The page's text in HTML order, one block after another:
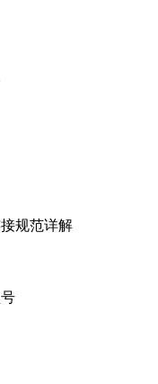
规范详解